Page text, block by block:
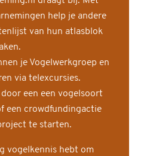
help je andere
van hun atlasblok
je Vogelwerkgroep en
via telexcursies.
een een vogelsoort
een crowdfundingactie
te starten.
vogelkennis hebt om